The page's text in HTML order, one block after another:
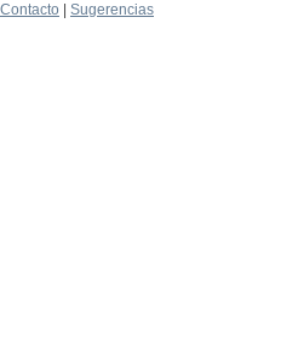
Contacto
Sugerencias